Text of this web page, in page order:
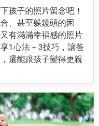
孩子的照片留念吧！
、甚至躲鏡頭的困
有滿滿幸福感的照片
1心法＋3技巧，讓爸
還能跟孩子變得更親